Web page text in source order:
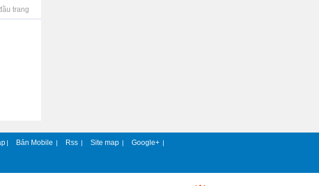
trang
| Bản Mobile | Rss | Site map | Google+ |